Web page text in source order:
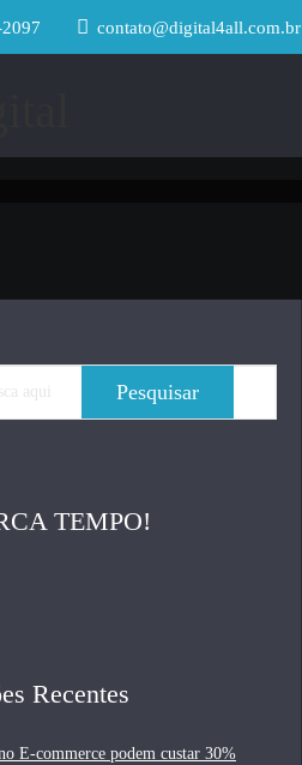
contato@digital4all.com.br
TEMPO!
Recentes
E-commerce podem custar 30%